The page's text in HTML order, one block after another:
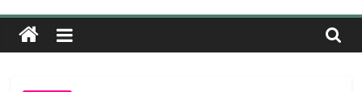
Convocado nuevo pleno ordinario del Ayuntamiento de Arahal
Una Plataforma de Morón pide unión a los pueblos de la
comarca para evitar la planta de biogás en término de Arahal
Medial
TV